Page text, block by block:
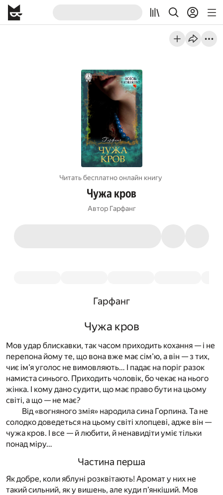
Читать бесплатно онлайн книгу
Чужа кров
Автор Гарфанг
Гарфанг
Чужа кров
Мов удар блискавки, так часом приходить кохання — і не
перепона йому те, що вона вже має сім’ю, а він — з тих,
чиє ім’я уголос не вимовляють… І падає на поріг разок
намиста синього. Приходить чоловік, бо чекає на нього
жінка. І кому дано судити, що має право бути на цьому
світі, а що — не має?
Від «вогняного змія» народила сина Горпина. Та не
солодко доведеться на цьому світі хлопцеві, адже він —
чужа кров. І все — й любити, й ненавидіти уміє тільки
понад міру…
Частина перша
Як добре, коли яблуні розквітають! Аромат у них не
такий сильний, як у вишень, але куди п’янкіший. Мов